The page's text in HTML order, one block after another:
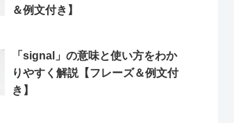
＆例文付き】
「signal」の意味と使い方をわか
りやすく解説【フレーズ＆例文付
き】